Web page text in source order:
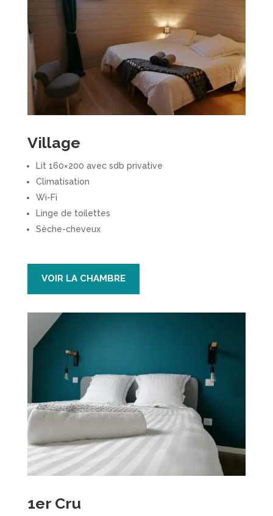
Village
Lit 160×200 avec sdb privative
Climatisation
Wi-Fi
Linge de toilettes
Sèche-cheveux
VOIR LA CHAMBRE
1er Cru